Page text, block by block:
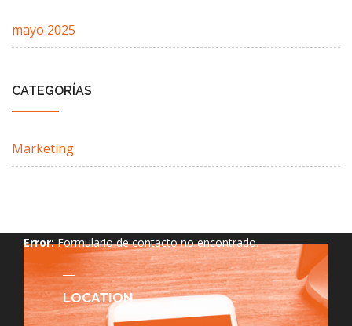
mayo 2025
CATEGORÍAS
Marketing
Error:Formulario de contacto no encontrado.
LOCATION